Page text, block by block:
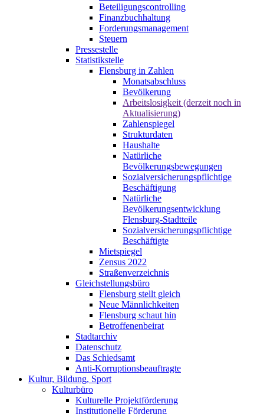
Beteiligungscontrolling
Finanzbuchhaltung
Forderungsmanagement
Steuern
Pressestelle
Statistikstelle
Flensburg in Zahlen
Monatsabschluss
Bevölkerung
Arbeitslosigkeit (derzeit noch in
Aktualisierung)
Zahlenspiegel
Strukturdaten
Haushalte
Natürliche
Bevölkerungsbewegungen
Sozialversicherungspflichtige
Beschäftigung
Natürliche
Bevölkerungsentwicklung
Flensburg-Stadtteile
Sozialversicherungspflichtige
Beschäftigte
Mietspiegel
Zensus 2022
Straßenverzeichnis
Gleichstellungsbüro
Flensburg stellt gleich
Neue Männlichkeiten
Flensburg schaut hin
Betroffenenbeirat
Stadtarchiv
Datenschutz
Das Schiedsamt
Anti-Korruptionsbeauftragte
Kultur, Bildung, Sport
Kulturbüro
Kulturelle Projektförderung
Institutionelle Förderung